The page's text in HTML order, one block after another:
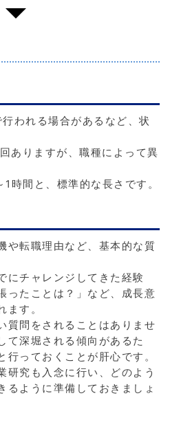
われる場合があるなど、状
ありますが、職種によって異
時間と、標準的な長さです。
や転職理由など、基本的な質
にチャレンジしてきた経験
ったことは？」など、成長意
ます。
質問をされることはありませ
て深堀される傾向があるた
行っておくことが肝心です。
研究も入念に行い、どのよう
るように準備しておきましょ